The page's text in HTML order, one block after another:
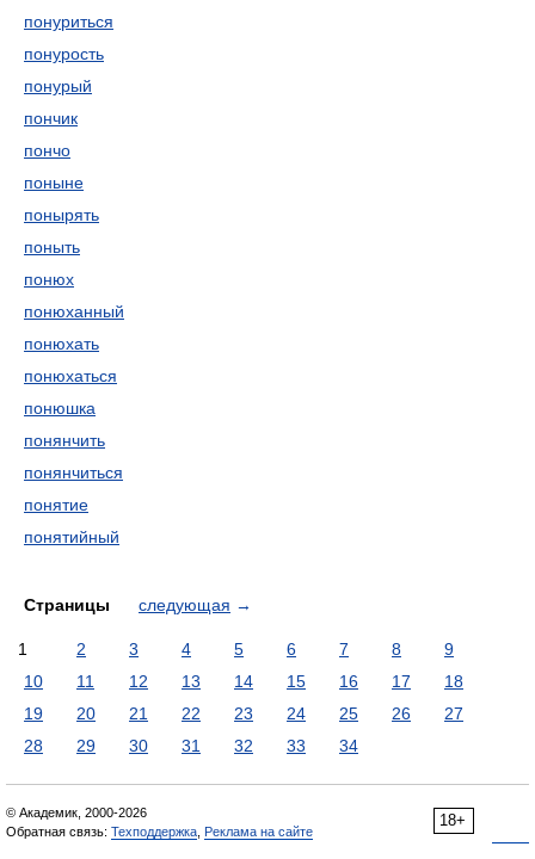
понуриться
понурость
понурый
пончик
пончо
поныне
понырять
поныть
понюх
понюханный
понюхать
понюхаться
понюшка
понянчить
понянчиться
понятие
понятийный
Страницы следующая →
1 2 3 4 5 6 7 8
9
10
11 12 13 14 15 16 17
18
19
20 21 22 23 24 25 26
27
28
29 30 31 32 33 34
18+
© Академик, 2000-2026
Обратная связь: Техподдержка Реклама на сайте